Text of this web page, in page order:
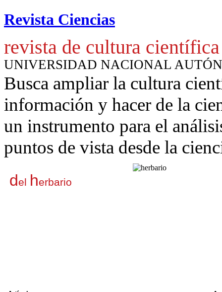
Revista Ciencias
revista de cultura científica
UNIVERSIDAD NACIONAL
Busca ampliar la cultura
información y hacer de la
un instrumento para el
puntos de vista desde la
del herbario